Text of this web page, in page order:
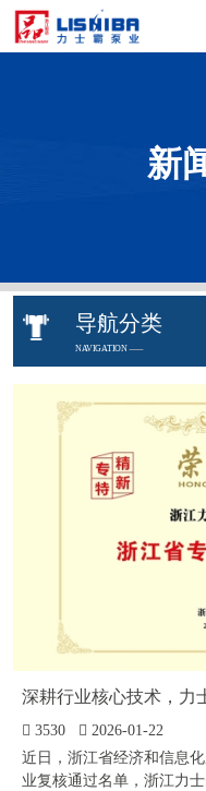
新
导航分类
NAVIGATION
3530
2026-01-22
近日，浙江省经济和信息
业复核通过名单，浙江力